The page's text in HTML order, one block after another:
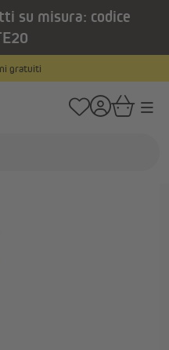
su misura: codice
gratuiti
/